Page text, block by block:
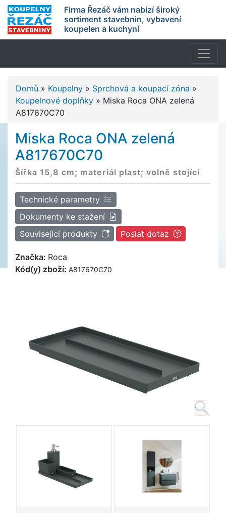
Firma Řezáč vám nabízí široký
sortiment stavebnin, vybavení
koupelen a kuchyní
Domů » Koupelny » Sprchová a koupací zóna »
Koupelnové doplňky » Miska Roca ONA zelená
A817670C70
Miska Roca ONA zelená
A817670C70
Šířka 15,8 cm; materiál plast; volně stojící
Technické parametry
Dokumenty ke stažení
Související produkty
Poslat dotaz
Značka: Roca
Kód(y) zboží: A817670C70